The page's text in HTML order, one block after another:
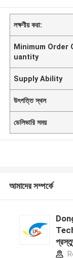
লক্ষণীয় করা:
Minimum Order
uantity
Supply Ability
উৎপত্তি স্থল
ডেলিভারি সময়
আমাদের সম্পর্কে